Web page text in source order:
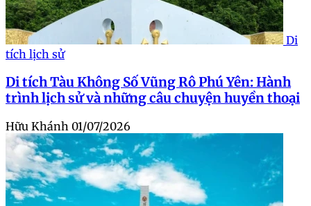
Di
tích lịch sử
Di tích Tàu Không Số Vũng Rô Phú Yên: Hành
trình lịch sử và những câu chuyện huyền thoại
Hữu Khánh 01/07/2026